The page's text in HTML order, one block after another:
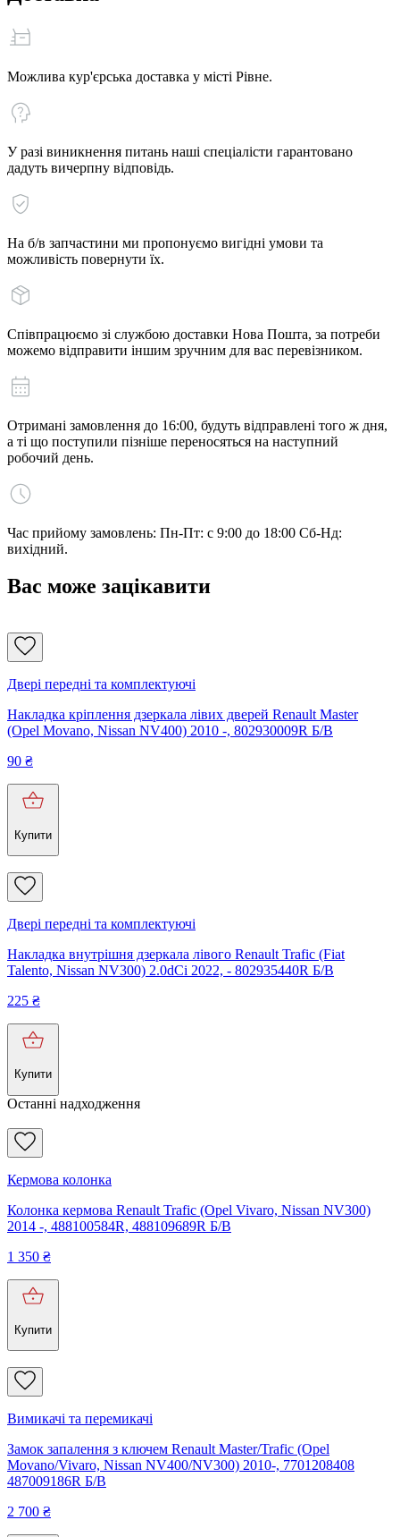
Можлива кур'єрська доставка у місті Рівне.
У разі виникнення питань наші спеціалісти гарантовано
дадуть вичерпну відповідь.
На б/в запчастини ми пропонуємо вигідні умови та
можливість повернути їх.
Співпрацюємо зі службою доставки Нова Пошта, за потреби
можемо відправити іншим зручним для вас перевізником.
Отримані замовлення до 16:00, будуть відправлені того ж дня,
а ті що поступили пізніше переносяться на наступний
робочий день.
Час прийому замовлень: Пн-Пт: с 9:00 до 18:00 Сб-Нд:
вихідний.
Вас може зацікавити
Двері передні та комплектуючі
Накладка кріплення дзеркала лівих дверей Renault Master
(Opel Movano, Nissan NV400) 2010 -, 802930009R Б/В
90 ₴
Купити
Двері передні та комплектуючі
Накладка внутрішня дзеркала лівого Renault Trafic (Fiat
Talento, Nissan NV300) 2.0dCi 2022, - 802935440R Б/В
225 ₴
Купити
Останні надходження
Кермова колонка
Колонка кермова Renault Trafic (Opel Vivaro, Nissan NV300)
2014 -, 488100584R, 488109689R Б/В
1 350 ₴
Купити
Вимикачі та перемикачі
Замок запалення з ключем Renault Master/Trafic (Opel
Movano/Vivaro, Nissan NV400/NV300) 2010-, 7701208408
487009186R Б/В
2 700 ₴